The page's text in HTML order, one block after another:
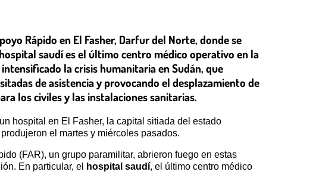
Rápido en El Fasher, Darfur del Norte, donde se
saudí es el último centro médico operativo en la
la crisis humanitaria en Sudán, que
de asistencia y provocando el desplazamiento de
los civiles y las instalaciones sanitarias.
hospital en El Fasher, la capital sitiada del estado
el martes y miércoles pasados.
(FAR), un grupo paramilitar, abrieron fuego en estas
En particular, el
hospital saudí, el último centro médico